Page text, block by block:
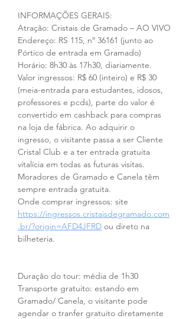
INFORMAÇÕES GERAIS:
Atração: Cristais de Gramado – AO VIVO
Endereço: RS 115, nº 36161 (junto ao
Pórtico de entrada em Gramado)
Horário: 8h30 às 17h30, diariamente.
Valor ingressos: R$ 60 (inteiro) e R$ 30
(meia-entrada para estudantes, idosos,
professores e pcds), parte do valor é
convertido em cashback para compras
na loja de fábrica. Ao adquirir o
ingresso, o visitante passa a ser Cliente
Cristal Club e a ter entrada gratuita
vitalícia em todas as futuras visitas.
Moradores de Gramado e Canela têm
sempre entrada gratuita.
Onde comprar ingressos: site
https://ingressos.cristaisdegramado.com
.br/?origin=AFD4JFRD ou direto na
bilheteria.
Duração do tour: média de 1h30
Transporte gratuito: estando em
Gramado/ Canela, o visitante pode
agendar o tranfer gratuito diretamente